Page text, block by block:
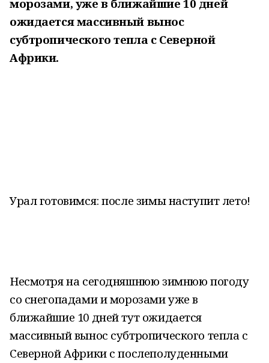
морозами, уже в ближайшие 10 дней
ожидается массивный вынос
субтропического тепла с Северной
Африки.
Урал готовимся: после зимы наступит лето!
Несмотря на сегодняшнюю зимнюю погоду
со снегопадами и морозами уже в
ближайшие 10 дней тут ожидается
массивный вынос субтропического тепла с
Северной Африки с послеполуденными